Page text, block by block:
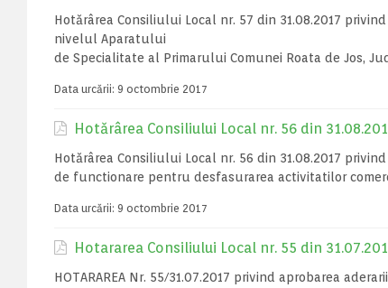
Hotărârea Consiliului Local nr. 57 din 31.08.2017
nivelul Aparatului
de Specialitate al Primarului Comunei Roata de Jos,
Data urcării: 9 octombrie 2017
Hotărârea Consiliului Local nr. 56 din
Hotărârea Consiliului Local nr. 56 din 31.08.2017
de functionare pentru desfasurarea activitatilor
Data urcării: 9 octombrie 2017
Hotararea Consiliului Local nr. 55 din
HOTARAREA Nr. 55/31.07.2017 privind aprobarea